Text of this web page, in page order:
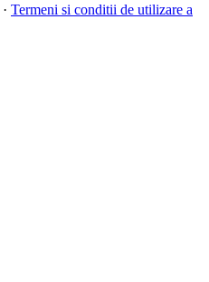
· Termeni si conditii de utilizare a